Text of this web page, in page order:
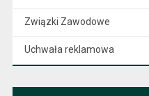
Związki Zawodowe
Uchwała reklamowa